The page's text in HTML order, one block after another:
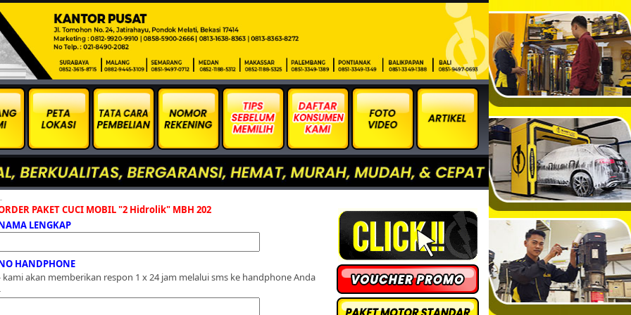
PAKET CUCI MOBIL "2 Hidrolik" MBH 202
LENGKAP
HANDPHONE
kami akan memberikan respon 1 x 24 jam melalui sms ke handphone Anda